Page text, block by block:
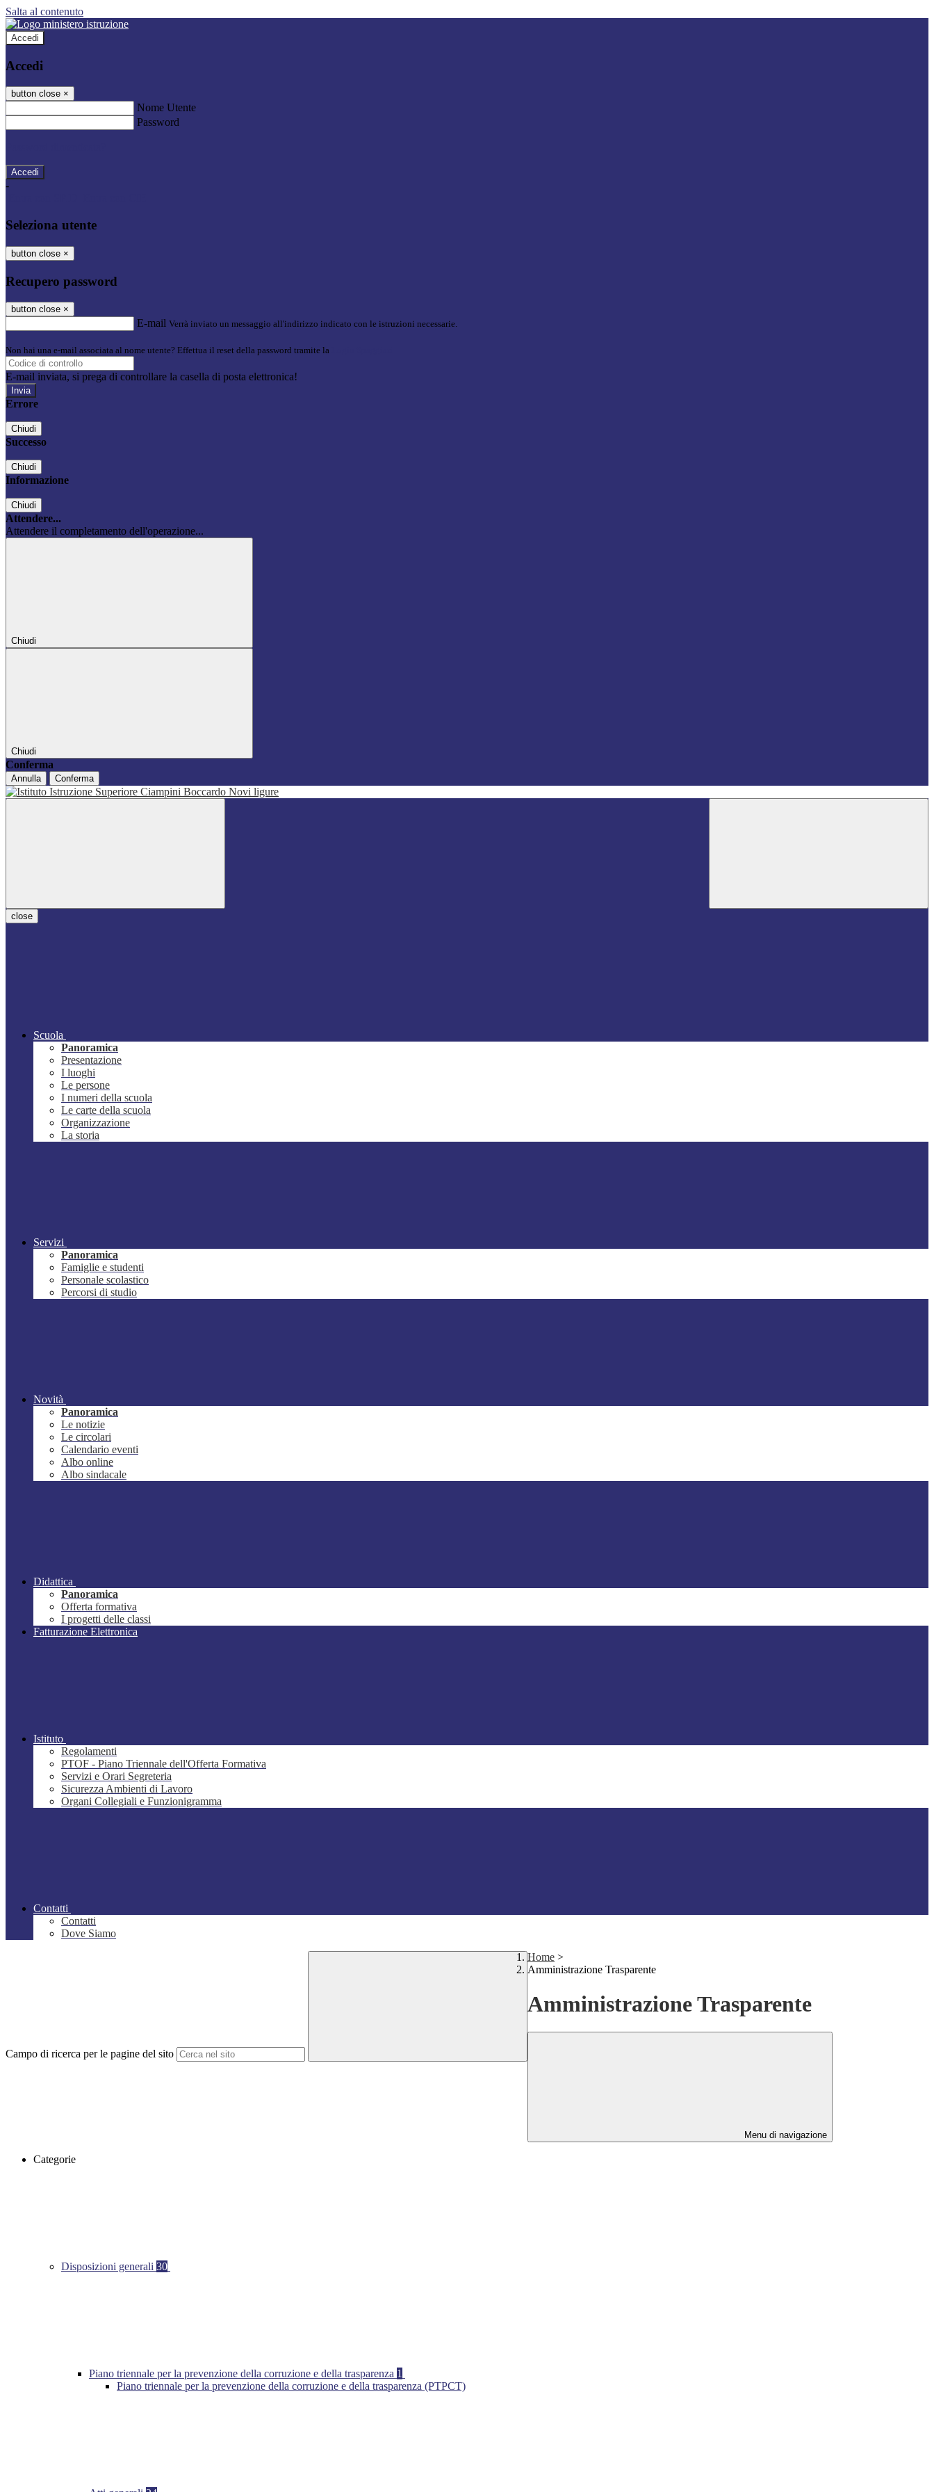
Salta al contenuto
Accedi
Accedi
button close ×
Nome Utente
Password
-
Seleziona utente
button close ×
Recupero password
button close ×
E-mail Verrà inviato un messaggio all'indirizzo indicato con le istruzioni necessarie.
Non hai una e-mail associata al nome utente? Effettua il reset della password tramite la
E-mail inviata, si prega di controllare la casella di posta elettronica!
Errore
Chiudi
Successo
Chiudi
Informazione
Chiudi
Attendere...
Attendere il completamento dell'operazione...
Chiudi
Chiudi
Conferma
Annulla Conferma
close
Scuola
Panoramica
Presentazione
I luoghi
Le persone
I numeri della scuola
Le carte della scuola
Organizzazione
La storia
Servizi
Panoramica
Famiglie e studenti
Personale scolastico
Percorsi di studio
Novità
Panoramica
Le notizie
Le circolari
Calendario eventi
Albo online
Albo sindacale
Didattica
Panoramica
Offerta formativa
I progetti delle classi
Fatturazione Elettronica
Istituto
Regolamenti
PTOF - Piano Triennale dell'Offerta Formativa
Servizi e Orari Segreteria
Sicurezza Ambienti di Lavoro
Organi Collegiali e Funzionigramma
Contatti
Contatti
Dove Siamo
Campo di ricerca per le pagine del sito
Home >
Amministrazione Trasparente
Amministrazione Trasparente
Menu di navigazione
Categorie
Disposizioni generali 30
Piano triennale per la prevenzione della corruzione e della trasparenza 1
Piano triennale per la prevenzione della corruzione e della trasparenza (PTPCT)